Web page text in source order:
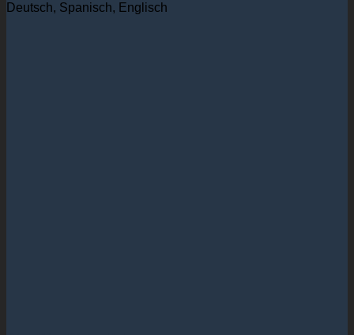
Deutsch, Spanisch, Englisch